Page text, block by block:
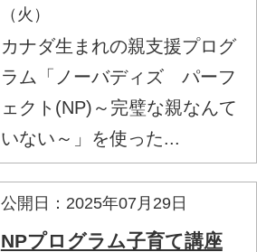
（火）
カナダ生まれの親支援プログ
ラム「ノーバディズ パーフ
ェクト(NP)～完璧な親なんて
いない～」を使った...
公開日：2025年07月29日
NPプログラム子育て講座